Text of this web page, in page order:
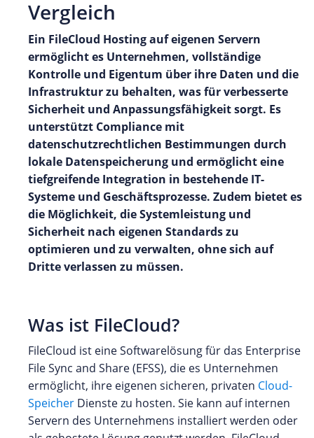
Vergleich
Ein FileCloud Hosting auf eigenen Servern
ermöglicht es Unternehmen, vollständige
Kontrolle und Eigentum über ihre Daten und die
Infrastruktur zu behalten, was für verbesserte
Sicherheit und Anpassungsfähigkeit sorgt. Es
unterstützt Compliance mit
datenschutzrechtlichen Bestimmungen durch
lokale Datenspeicherung und ermöglicht eine
tiefgreifende Integration in bestehende IT-
Systeme und Geschäftsprozesse. Zudem bietet es
die Möglichkeit, die Systemleistung und
Sicherheit nach eigenen Standards zu
optimieren und zu verwalten, ohne sich auf
Dritte verlassen zu müssen.
Was ist FileCloud?
FileCloud ist eine Softwarelösung für das Enterprise
File Sync and Share (EFSS), die es Unternehmen
ermöglicht, ihre eigenen sicheren, privaten Cloud-
Speicher Dienste zu hosten. Sie kann auf internen
Servern des Unternehmens installiert werden oder